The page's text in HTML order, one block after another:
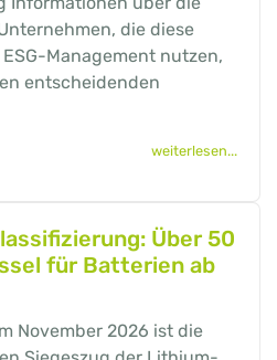
die diese
Management nutzen,
entscheidenden
weiterlesen...
Über 50
für Batterien ab
November 2026 ist die